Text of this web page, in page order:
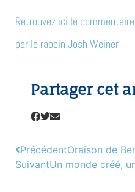
Retrouvez ici le
par le rabbin Josh Weiner
Partager cet
PrécédentOraison de
SuivantUn monde créé,